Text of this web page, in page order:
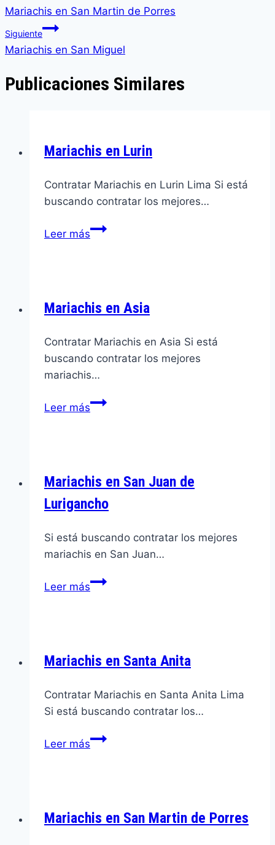
de
entradas
Mariachis en San Martin de Porres
Siguiente
Mariachis en San Miguel
Publicaciones Similares
Mariachis en Lurin
Contratar Mariachis en Lurin Lima Si está
buscando contratar los mejores…
Leer másMariachis
Mariachis en Asia
Contratar Mariachis en Asia Si está
buscando contratar los mejores
mariachis…
Leer másMariachis
Mariachis en San Juan de
Lurigancho
Si está buscando contratar los mejores
mariachis en San Juan…
Leer másMariachis
Lurigancho
Mariachis en Santa Anita
Contratar Mariachis en Santa Anita Lima
Si está buscando contratar los…
Leer másMariachis
Mariachis en San Martin de Porres